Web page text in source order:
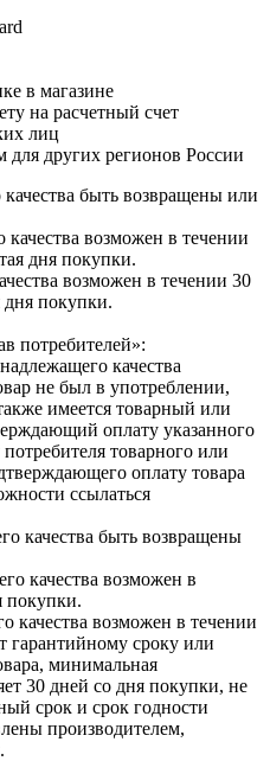
в магазине
на расчетный счет
лиц
других регионов России
быть возвращены или
возможен в течении
дня покупки.
возможен в течении 30
дня покупки.
потребителей»:
качества
не был в употреблении,
имеется товарный или
оплату указанного
товарного или
оплату товара
ссылаться
качества быть возвращены
качества возможен в
покупки.
качества возможен в течении
гарантийному сроку или
минимальная
30 дней со дня покупки, не
срок и срок годности
производителем,